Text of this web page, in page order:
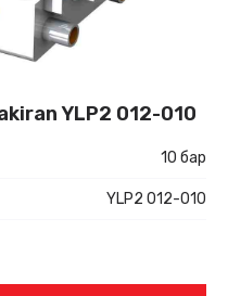
YLP2 012-010
10 бар
YLP2 012-010